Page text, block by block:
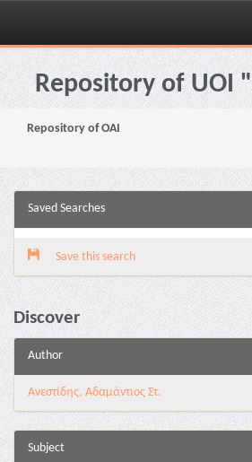
Skip
navigationRepository of UOI
Repository of OAI
Saved Searches
Save this search
Discover
Author
Ανεστίδης, Αδαμάντιος Στ.
Subject